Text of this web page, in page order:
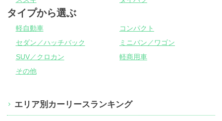
タイプから選ぶ
軽自動車
コンパクト
セダン／ハッチバック
ミニバン／ワゴン
SUV／クロカン
軽商用車
その他
エリア別カーリースランキング